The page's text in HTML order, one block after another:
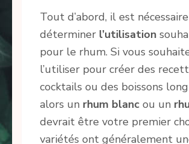
Tout d’abord, il est
déterminer l’utilisation
pour le rhum. Si vous
l’utiliser pour créer des
cocktails ou des boissons
alors un rhum blanc ou un
devrait être votre premier
variétés ont généralement